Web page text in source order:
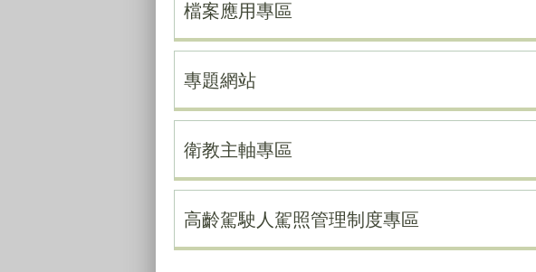
檔案應用專區
專題網站
衛教主軸專區
高齡駕駛人駕照管理制度專區